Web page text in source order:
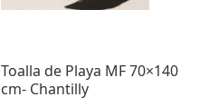
Toalla de Playa MF 70×140
cm- Chantilly